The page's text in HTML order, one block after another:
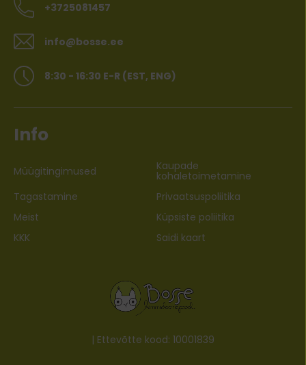
+3725081457
info@bosse.ee
8:30 - 16:30 E-R (EST, ENG)
Info
Müügitingimused Kaupade
kohaletoimetamine
Tagastamine
Privaatsuspoliitika
Meist
Küpsiste poliitika
KKK
Saidi kaart
| Ettevõtte kood: 10001839